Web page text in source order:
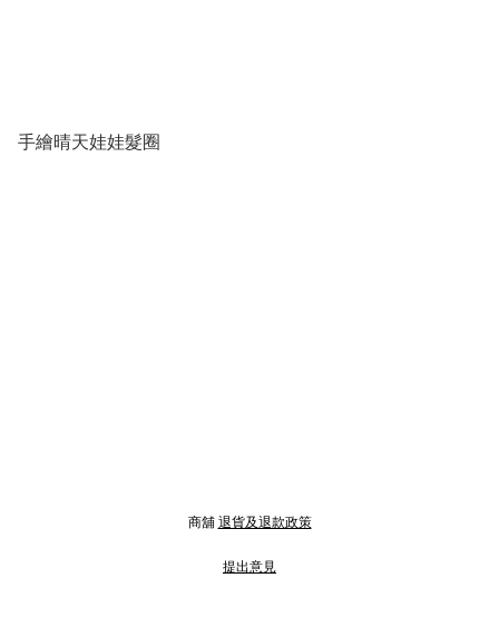
手繪晴天娃娃髮圈
商舖 退貨及退款政策
提出意見